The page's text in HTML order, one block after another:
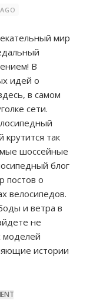
мир
В
идей о
в самом
сети.
крутится так
шоссейные
блог
постов о
велосипедов.
и ветра в
не
моделей
истории